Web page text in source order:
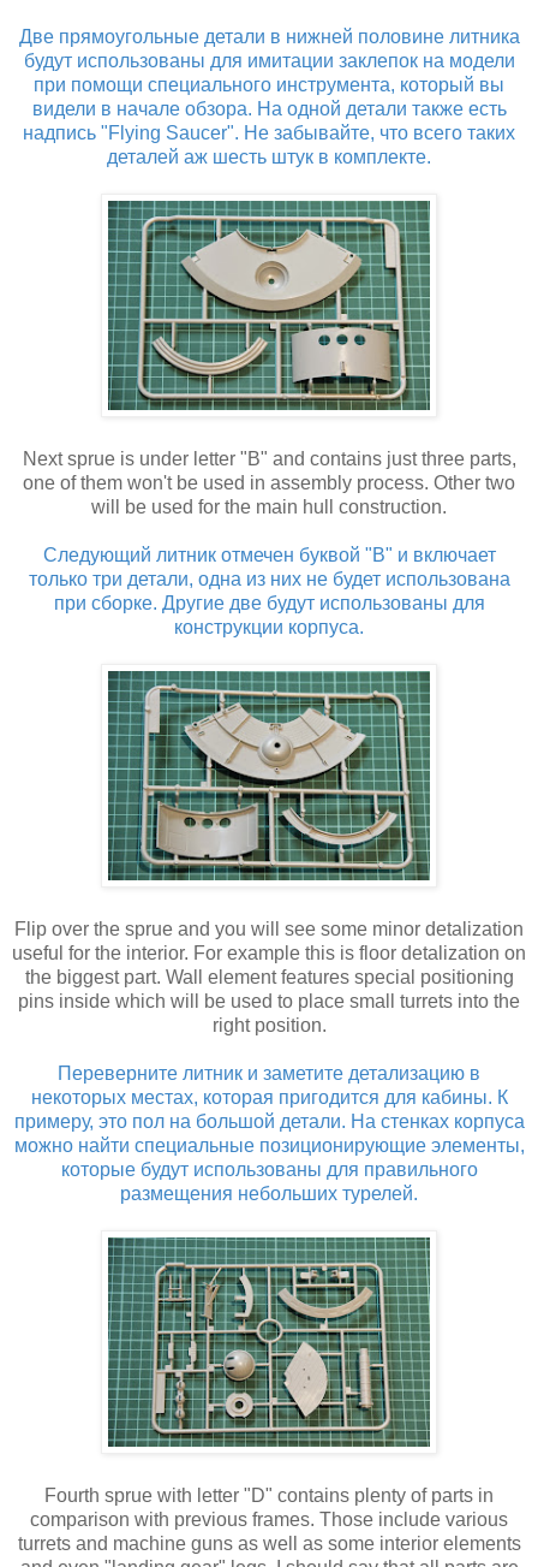
Две прямоугольные детали в нижней половине литника
будут использованы для имитации заклепок на модели
при помощи специального инструмента, который вы
видели в начале обзора. На одной детали также есть
надпись "Flying Saucer". Не забывайте, что всего таких
деталей аж шесть штук в комплекте.
Next sprue is under letter "B" and contains just three parts,
one of them won't be used in assembly process. Other two
will be used for the main hull construction.
Следующий литник отмечен буквой "В" и включает
только три детали, одна из них не будет использована
при сборке. Другие две будут использованы для
конструкции корпуса.
Flip over the sprue and you will see some minor detalization
useful for the interior. For example this is floor detalization on
the biggest part. Wall element features special positioning
pins inside which will be used to place small turrets into the
right position.
Переверните литник и заметите детализацию в
некоторых местах, которая пригодится для кабины. К
примеру, это пол на большой детали. На стенках корпуса
можно найти специальные позиционирующие элементы,
которые будут использованы для правильного
размещения небольших турелей.
Fourth sprue with letter "D" contains plenty of parts in
comparison with previous frames. Those include various
turrets and machine guns as well as some interior elements